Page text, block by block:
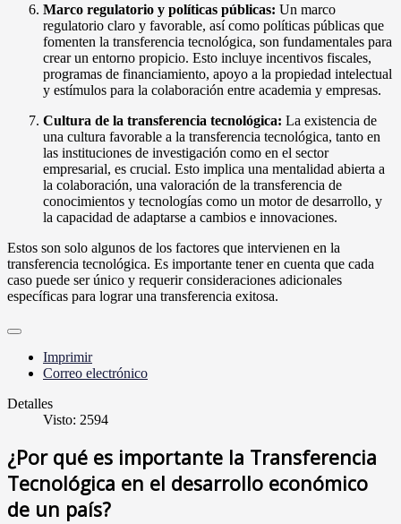
Marco regulatorio y políticas públicas: Un marco
regulatorio claro y favorable, así como políticas públicas que
fomenten la transferencia tecnológica, son fundamentales para
crear un entorno propicio. Esto incluye incentivos fiscales,
programas de financiamiento, apoyo a la propiedad intelectual
y estímulos para la colaboración entre academia y empresas.
Cultura de la transferencia tecnológica: La existencia de
una cultura favorable a la transferencia tecnológica, tanto en
las instituciones de investigación como en el sector
empresarial, es crucial. Esto implica una mentalidad abierta a
la colaboración, una valoración de la transferencia de
conocimientos y tecnologías como un motor de desarrollo, y
la capacidad de adaptarse a cambios e innovaciones.
Estos son solo algunos de los factores que intervienen en la
transferencia tecnológica. Es importante tener en cuenta que cada
caso puede ser único y requerir consideraciones adicionales
específicas para lograr una transferencia exitosa.
Imprimir
Correo electrónico
Detalles
Visto: 2594
¿Por qué es importante la Transferencia
Tecnológica en el desarrollo económico
de un país?